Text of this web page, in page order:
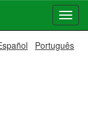
Português